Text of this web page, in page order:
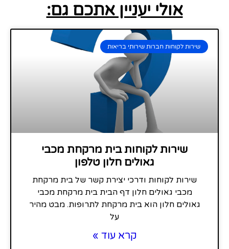
אולי יעניין אתכם גם:
שירות לקוחות חברות שירותי בריאות
שירות לקוחות בית מרקחת מכבי
גאולים חלון טלפון
שירות לקוחות ודרכי יצירת קשר של בית מרקחת
מכבי גאולים חלון דף הבית בית מרקחת מכבי
גאולים חלון הוא בית מרקחת לתרופות. מבט מהיר
על
קרא עוד »